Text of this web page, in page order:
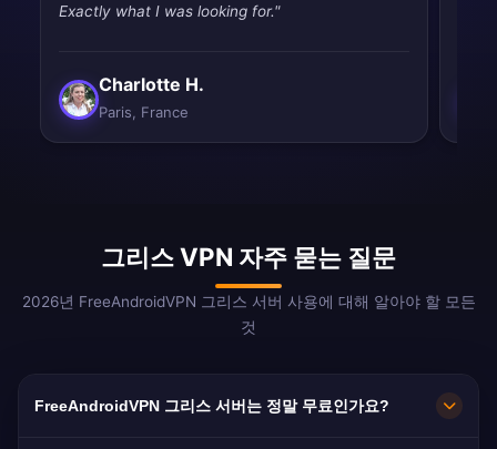
Exactly what I was looking for."
Charlotte H.
Paris, France
그리스 VPN 자주 묻는 질문
2026년 FreeAndroidVPN 그리스 서버 사용에 대해 알아야 할 모든
것
FreeAndroidVPN 그리스 서버는 정말 무료인가요?